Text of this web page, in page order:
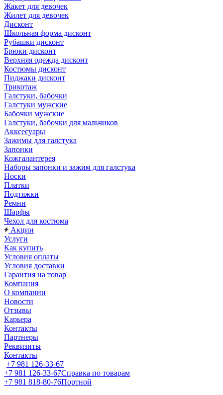
Жакет для девочек
Жилет для девочек
Дисконт
Школьная форма дисконт
Рубашки дисконт
Брюки дисконт
Верхняя одежда дисконт
Костюмы дисконт
Пиджаки дисконт
Трикотаж
Галстуки, бабочки
Галстуки мужские
Бабочки мужские
Галстуки, бабочки для мальчиков
Акксесуары
Зажимы для галстука
Запонки
Кожгалантерея
Наборы запонки и зажим для галстука
Носки
Платки
Подтяжки
Ремни
Шарфы
Чехол для костюма
Акции
Услуги
Как купить
Условия оплаты
Условия доставки
Гарантия на товар
Компания
О компании
Новости
Отзывы
Карьера
Контакты
Партнеры
Реквизиты
Контакты
+7 981 126-33-67
+7 981 126-33-67Справка по товарам
+7 981 818-80-76Портной